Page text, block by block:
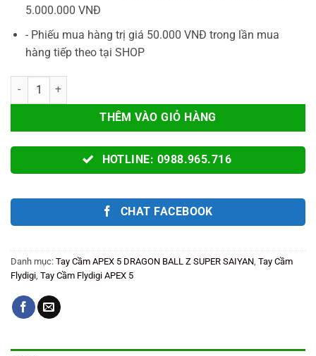
5.000.000 VNĐ
- Phiếu mua hàng trị giá 50.000 VNĐ trong lần mua
hàng tiếp theo tại SHOP
Tay Cầm Flydigi APEX 5 DRAGON BALL Z SUPER SAIYAN – Tay
THÊM VÀO GIỎ HÀNG
HOTLINE: 0988.965.716
CHAT FACEBOOK
Danh mục: Tay Cầm APEX 5 DRAGON BALL Z SUPER SAIYAN Tay Cầm
Flydigi Tay Cầm Flydigi APEX 5